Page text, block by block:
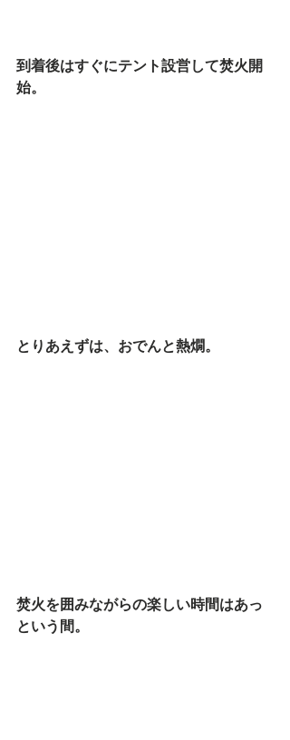
到着後はすぐにテント設営して焚火開
始。
とりあえずは、おでんと熱燗。
焚火を囲みながらの楽しい時間はあっ
という間。